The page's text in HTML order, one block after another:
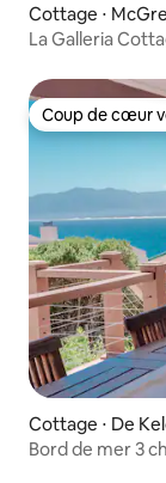
Cottage ⋅
La Galleria
Coup de cœur
Coup de cœur
Cottage ⋅ De
Bord de mer 3